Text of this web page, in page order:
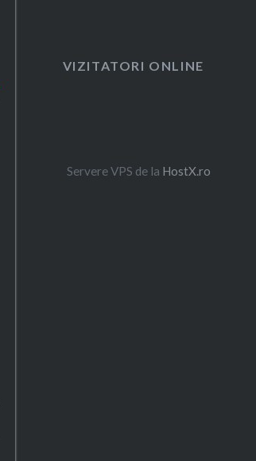
VIZITATORI ONLINE
Servere VPS de la HostX.ro